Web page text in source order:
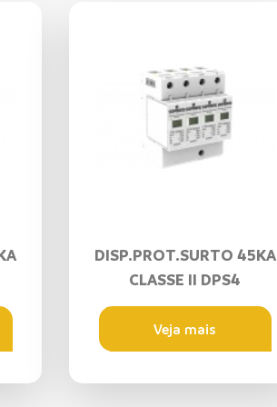
DISP.PROT.SURTO 45KA
CLASSE II DPS4
Veja mais